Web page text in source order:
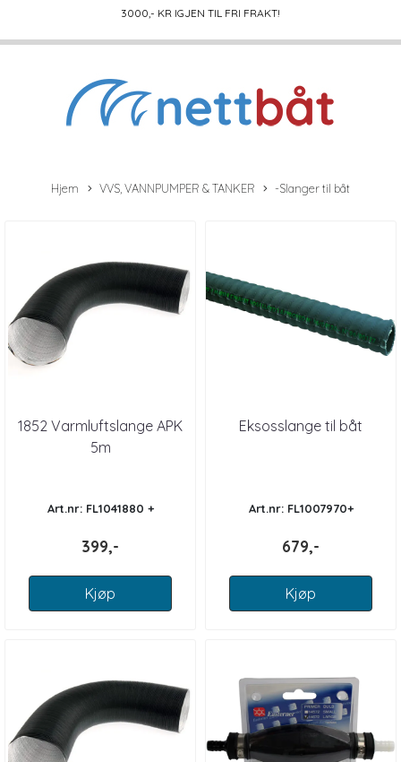
3000,- KR IGJEN TIL FRI FRAKT!
Hjem VVS, VANNPUMPER & TANKER -Slanger til båt
1852 Varmluftslange APK
5m
Art.nr: FL1041880 +
399,-
Kjøp
Eksosslange til båt
Art.nr: FL1007970+
679,-
Kjøp